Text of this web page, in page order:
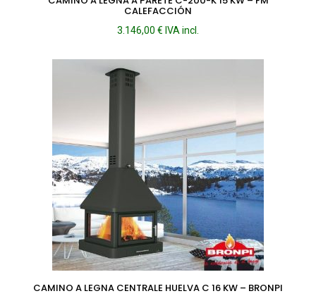
CALEFACCIÓN
3.146,00 € IVA incl.
CAMINO A LEGNA CENTRALE HUELVA C 16 KW – BRONPI